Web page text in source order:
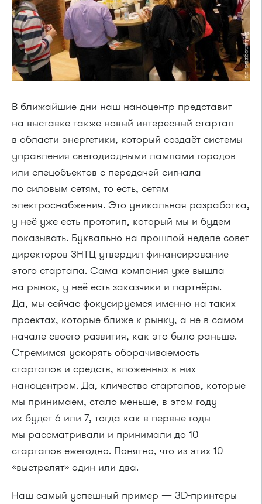
В ближайшие дни наш наноцентр представит
на выставке также новый интересный стартап
в области энергетики, который создаёт системы
управления светодиодными лампами городов
или спецобъектов с передачей сигнала
по силовым сетям, то есть, сетям
электроснабжения. Это уникальная разработка,
у неё уже есть прототип, который мы и будем
показывать. Буквально на прошлой неделе совет
директоров ЗНТЦ утвердил финансирование
этого стартапа. Сама компания уже вышла
на рынок, у неё есть заказчики и партнёры.
Да, мы сейчас фокусируемся именно на таких
проектах, которые ближе к рынку, а не в самом
начале своего развития, как это было раньше.
Стремимся ускорять оборачиваемость
стартапов и средств, вложенных в них
наноцентром. Да, кличество стартапов, которые
мы принимаем, стало меньше, в этом году
их будет 6 или 7, тогда как в первые годы
мы рассматривали и принимали до 10
стартапов ежегодно. Понятно, что из этих 10
«выстрелят» один или два.
Наш самый успешный пример — 3D-принтеры